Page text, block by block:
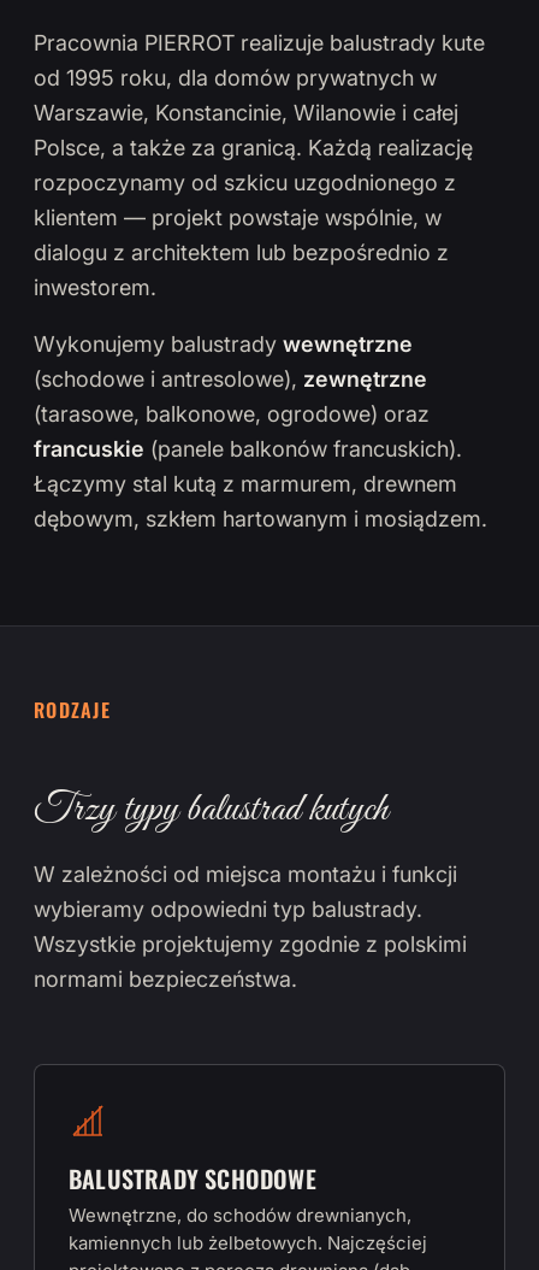
Pracownia PIERROT realizuje balustrady kute
od 1995 roku, dla domów prywatnych w
Warszawie, Konstancinie, Wilanowie i całej
Polsce, a także za granicą. Każdą realizację
rozpoczynamy od szkicu uzgodnionego z
klientem — projekt powstaje wspólnie, w
dialogu z architektem lub bezpośrednio z
inwestorem.
Wykonujemy balustrady wewnętrzne
(schodowe i antresolowe), zewnętrzne
(tarasowe, balkonowe, ogrodowe) oraz
francuskie (panele balkonów francuskich).
Łączymy stal kutą z marmurem, drewnem
dębowym, szkłem hartowanym i mosiądzem.
RODZAJE
Trzy typy balustrad kutych
W zależności od miejsca montażu i funkcji
wybieramy odpowiedni typ balustrady.
Wszystkie projektujemy zgodnie z polskimi
normami bezpieczeństwa.
BALUSTRADY SCHODOWE
Wewnętrzne, do schodów drewnianych,
kamiennych lub żelbetowych. Najczęściej